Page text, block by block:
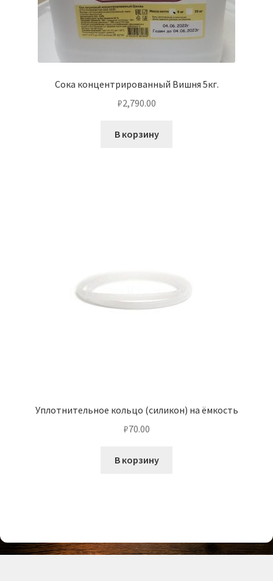
Сока концентрированный Вишня 5кг.
₽2,790.00
В корзину
Уплотнительное кольцо (силикон) на ёмкость
₽70.00
В корзину